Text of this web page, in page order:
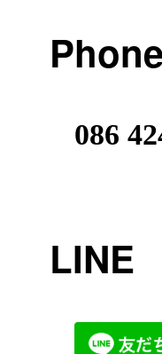
Phone
086
LINE